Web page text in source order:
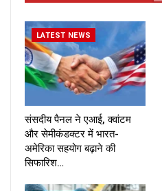
LATEST NEWS
संसदीय पैनल ने एआई, क्वांटम
और सेमीकंडक्टर में भारत-
अमेरिका सहयोग बढ़ाने की
सिफारिश…